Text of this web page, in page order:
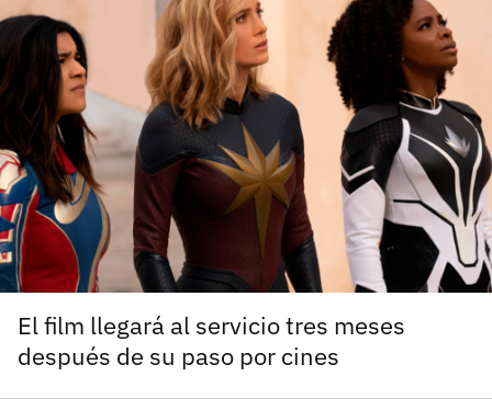
El film llegará al servicio tres meses
después de su paso por cines
¿Todavía no tienes cuenta?
Regístrate gratis
El inicio de sesión con Facebook ya no está
disponible, pero puedes seguir usando tu cuenta
de 3DJuegos:
Recupera tu acceso con Facebook
carácter inicial), pero no mayúsculas, espacios, tildes
o caracteres especiales.
He leído y acepto la
politica de privacidad y
de participación
Registrarse en 3DJuegos
Entra con Google
¿Ya tienes cuenta?